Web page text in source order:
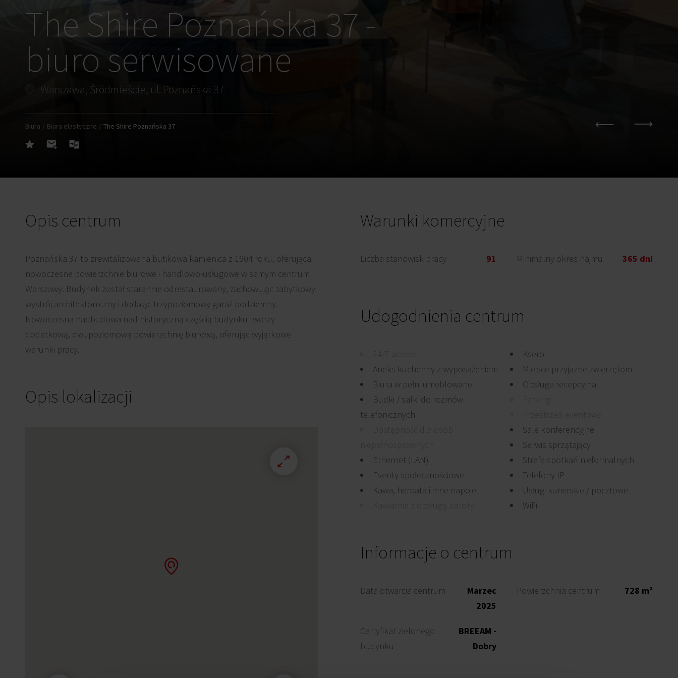
The Shire Poznańska 37 -
biuro serwisowane
Warszawa, Śródmieście, ul. Poznańska 37
Biura Biura elastyczne The Shire Poznańska 37
Opis centrum
Poznańska 37 to zrewitalizowana butikowa kamienica z 1904 roku, oferująca
nowoczesne powierzchnie biurowe i handlowo-usługowe w samym centrum
Warszawy. Budynek został starannie odrestaurowany, zachowując zabytkowy
wystrój architektoniczny i dodając trzypoziomowy garaż podziemny.
Nowoczesna nadbudowa nad historyczną częścią budynku tworzy
dodatkową, dwupoziomową powierzchnię biurową, oferując wyjątkowe
warunki pracy.
Opis lokalizacji
Warunki komercyjne
Liczba stanowisk pracy 91 Minimalny okres najmu 365 dni
Udogodnienia centrum
Aneks kuchenny z wyposażeniem
Biura w pełni umeblowane
Budki / salki do rozmów
telefonicznych
Ethernet (LAN)
Eventy społecznościowe
Kawa, herbata i inne napoje
Ksero
Miejsce przyjazne zwierzętom
Obsługa recepcyjna
Sale konferencyjne
Serwis sprzątający
Strefa spotkań nieformalnych
Telefony IP
Usługi kurierskie / pocztowe
WiFi
Informacje o centrum
Data otwarcia centrum
Marzec
2025
Certyfikat zielonego
budynku
BREEAM -
Dobry
Powierzchnia centrum 728 m²